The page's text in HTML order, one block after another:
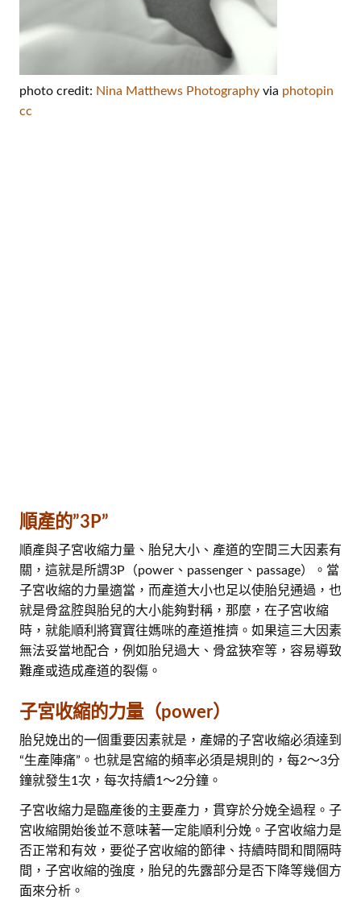
photo credit: Nina Matthews Photography via photopin
cc
順產的”3P”
順產與子宮收縮力量、胎兒大小、產道的空間三大因素有
關，這就是所謂3P（power、passenger、passage）。當
子宮收縮的力量適當，而產道大小也足以使胎兒通過，也
就是骨盆腔與胎兒的大小能夠對稱，那麼，在子宮收縮
時，就能順利將寶寶往媽咪的產道推擠。如果這三大因素
無法妥當地配合，例如胎兒過大、骨盆狹窄等，容易導致
難產或造成產道的裂傷。
子宮收縮的力量（power）
胎兒娩出的一個重要因素就是，產婦的子宮收縮必須達到
“生產陣痛”。也就是宮縮的頻率必須是規則的，每2～3分
鐘就發生1次，每次持續1～2分鐘。
子宮收縮力是臨產後的主要產力，貫穿於分娩全過程。子
宮收縮開始後並不意味著一定能順利分娩。子宮收縮力是
否正常和有效，要從子宮收縮的節律、持續時間和間隔時
間，子宮收縮的強度，胎兒的先露部分是否下降等幾個方
面來分析。